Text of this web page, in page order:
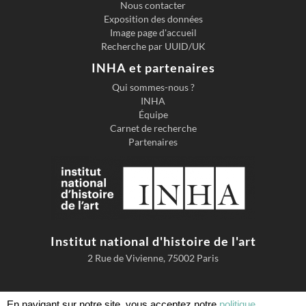
Nous contacter
Exposition des données
Image page d'accueil
Recherche par UUID/UK
INHA et partenaires
Qui sommes-nous ?
INHA
Équipe
Carnet de recherche
Partenaires
Institut national d'histoire de l'art
2 Rue de Vivienne, 75002 Paris